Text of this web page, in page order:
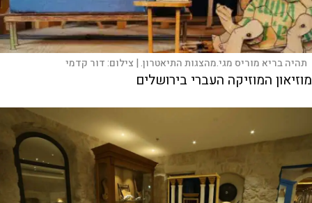
תהיה בריא מוריס מגי.מהצגות התיאטרון. | צילום:דור קדמי
מוזיאון המוזיקה העברי בירושלים